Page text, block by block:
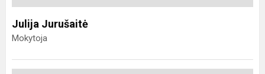
Julija Jurušaitė
Mokytoja